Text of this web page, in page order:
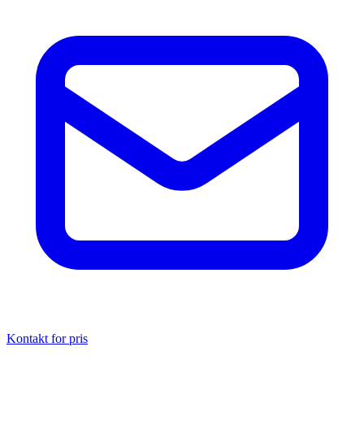
Kontakt for pris